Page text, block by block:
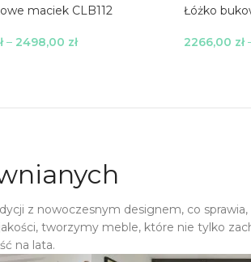
maciek CLB112
– 2498,00 zł
Łóżko
2266,00 zł
z nowoczesnym designem, co
tworzymy meble, które nie tylko
na lata.